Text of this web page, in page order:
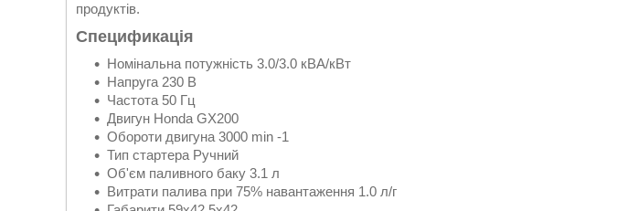
продуктів.
Спецификація
Номінальна потужність 3.0/3.0 кВА/кВт
Напруга 230 В
Частота 50 Гц
Двигун Honda GX200
Oбороти двигуна 3000 min -1
Тип стартера Ручний
Об'єм паливного баку 3.1 л
Витрати палива при 75% навантаження 1.0 л/г